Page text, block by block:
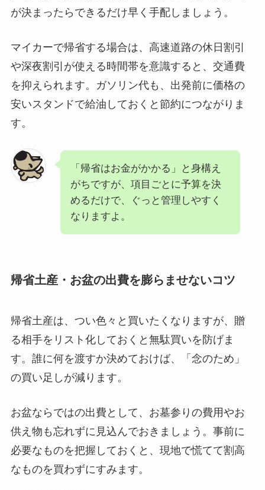
が決まったらできるだけ早く手配しましょう。
マイカーで帰省する場合は、高速道路の休日割引
や深夜割引が使える時間帯を意識すると、交通費
を抑えられます。ガソリン代も、出発前に価格の
安いスタンドで給油しておくと節約につながりま
す。
「帰省はお金がかかる」と身構え
がちですが、項目ごとに予算を決
めるだけで、ぐっと管理しやすく
なりますよ。
帰省土産・お盆の出費を膨らませないコツ
帰省土産は、つい色々と買いたくなりますが、贈
る相手をリスト化しておくと無駄買いを防げま
す。誰に何を渡すか決めておけば、「念のため」
の買い足しが減ります。
お盆ならではの出費として、お墓参りの費用やお
供え物も忘れずに見込んでおきましょう。事前に
必要なものを把握しておくと、現地で慌てて割高
なものを買わずにすみます。